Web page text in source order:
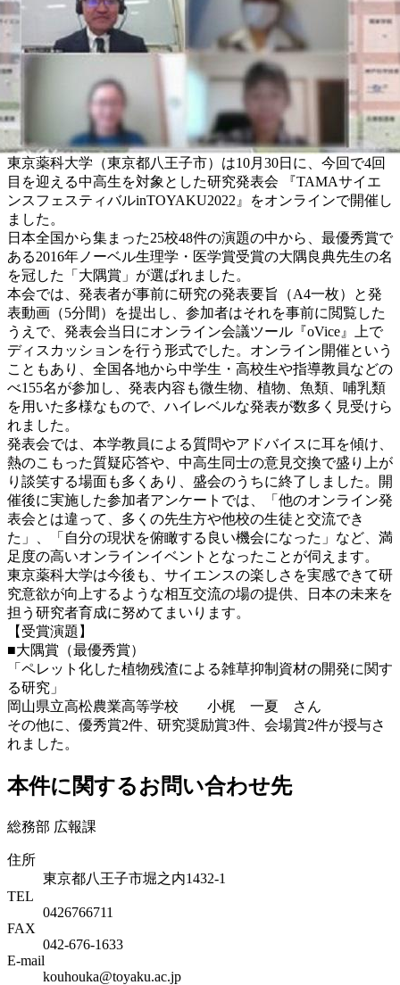
東京薬科大学（東京都八王子市）は10月30日に、今回で4回
目を迎える中高生を対象とした研究発表会 『TAMAサイエ
ンスフェスティバルinTOYAKU2022』をオンラインで開催し
ました。
日本全国から集まった25校48件の演題の中から、最優秀賞で
ある2016年ノーベル生理学・医学賞受賞の大隅良典先生の名
を冠した「大隅賞」が選ばれました。
本会では、発表者が事前に研究の発表要旨（A4一枚）と発
表動画（5分間）を提出し、参加者はそれを事前に閲覧した
うえで、発表会当日にオンライン会議ツール『oVice』上で
ディスカッションを行う形式でした。オンライン開催という
こともあり、全国各地から中学生・高校生や指導教員などの
べ155名が参加し、発表内容も微生物、植物、魚類、哺乳類
を用いた多様なもので、ハイレベルな発表が数多く見受けら
れました。
発表会では、本学教員による質問やアドバイスに耳を傾け、
熱のこもった質疑応答や、中高生同士の意見交換で盛り上が
り談笑する場面も多くあり、盛会のうちに終了しました。開
催後に実施した参加者アンケートでは、「他のオンライン発
表会とは違って、多くの先生方や他校の生徒と交流でき
た」、「自分の現状を俯瞰する良い機会になった」など、満
足度の高いオンラインイベントとなったことが伺えます。
東京薬科大学は今後も、サイエンスの楽しさを実感できて研
究意欲が向上するような相互交流の場の提供、日本の未来を
担う研究者育成に努めてまいります。
【受賞演題】
■大隅賞（最優秀賞）
「ペレット化した植物残渣による雑草抑制資材の開発に関す
る研究」
岡山県立高松農業高等学校 小梶 一夏 さん
その他に、優秀賞2件、研究奨励賞3件、会場賞2件が授与さ
れました。
本件に関するお問い合わせ先
総務部 広報課
住所
東京都八王子市堀之内1432-1
TEL
0426766711
FAX
042-676-1633
E-mail
kouhouka@toyaku.ac.jp